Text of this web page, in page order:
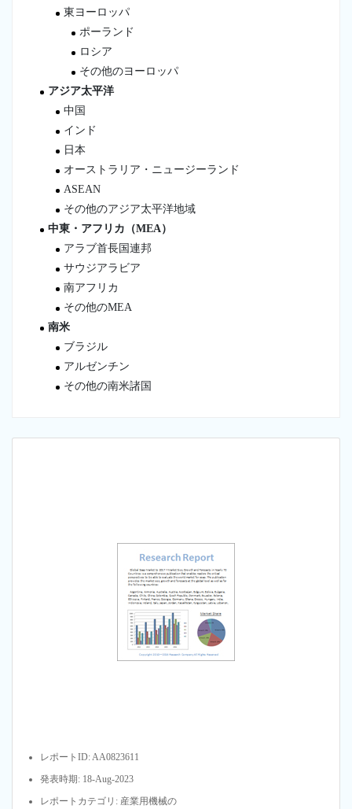
東ヨーロッパ
ポーランド
ロシア
その他のヨーロッパ
アジア太平洋
中国
インド
日本
オーストラリア・ニュージーランド
ASEAN
その他のアジア太平洋地域
中東・アフリカ（MEA）
アラブ首長国連邦
サウジアラビア
南アフリカ
その他のMEA
南米
ブラジル
アルゼンチン
その他の南米諸国
レポートID: AA0823611
発表時期: 18-Aug-2023
レポートカテゴリ: 産業用機械の